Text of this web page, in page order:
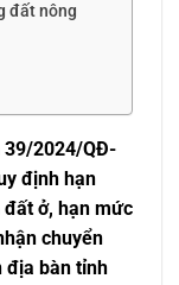
đất nông
39/2024/QĐ-
định hạn
ở, hạn mức
chuyển
địa bàn tỉnh